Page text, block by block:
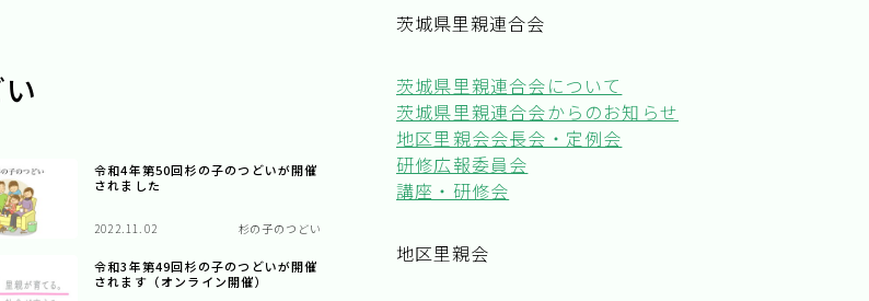
令和4年第50回杉の子のつどいが開催
されました
2022.11.02 杉の子のつどい
令和3年第49回杉の子のつどいが開催
されます（オンライン開催）
茨城県里親連合会
茨城県里親連合会について
茨城県里親連合会からのお知らせ
地区里親会会長会・定例会
研修広報委員会
講座・研修会
地区里親会